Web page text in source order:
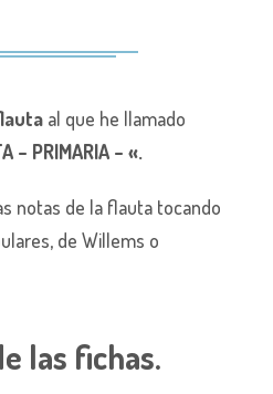
al que he llamado
– PRIMARIA – «.
notas de la flauta tocando
de Willems o
las fichas.